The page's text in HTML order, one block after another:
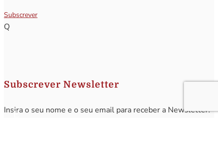
Subscrever
Q
Subscrever Newsletter
Insira o seu nome e o seu email para receber a Newsletter.